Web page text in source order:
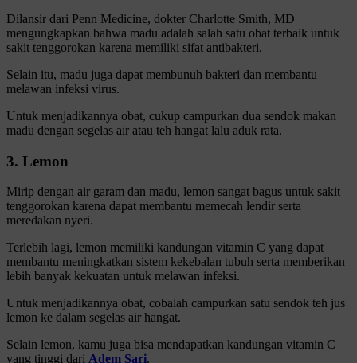
Dilansir dari Penn Medicine, dokter Charlotte Smith, MD
mengungkapkan bahwa madu adalah salah satu obat terbaik untuk
sakit tenggorokan karena memiliki sifat antibakteri.
Selain itu, madu juga dapat membunuh bakteri dan membantu
melawan infeksi virus.
Untuk menjadikannya obat, cukup campurkan dua sendok makan
madu dengan segelas air atau teh hangat lalu aduk rata.
3. Lemon
Mirip dengan air garam dan madu, lemon sangat bagus untuk sakit
tenggorokan karena dapat membantu memecah lendir serta
meredakan nyeri.
Terlebih lagi, lemon memiliki kandungan vitamin C yang dapat
membantu meningkatkan sistem kekebalan tubuh serta memberikan
lebih banyak kekuatan untuk melawan infeksi.
Untuk menjadikannya obat, cobalah campurkan satu sendok teh jus
lemon ke dalam segelas air hangat.
Selain lemon, kamu juga bisa mendapatkan kandungan vitamin C
yang tinggi dari Adem Sari.